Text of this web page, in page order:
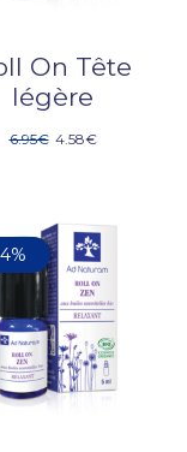
On Tête
légère
6.95€ 4.58€